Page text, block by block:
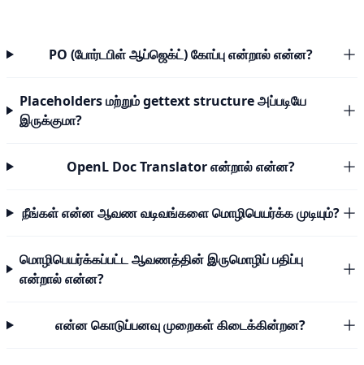
PO (போர்டபிள் ஆப்ஜெக்ட்) கோப்பு என்றால் என்ன?
Placeholders மற்றும் gettext structure அப்படியே
இருக்குமா?
OpenL Doc Translator என்றால் என்ன?
நீங்கள் என்ன ஆவண வடிவங்களை மொழிபெயர்க்க முடியும்?
மொழிபெயர்க்கப்பட்ட ஆவணத்தின் இருமொழிப் பதிப்பு
என்றால் என்ன?
என்ன கொடுப்பனவு முறைகள் கிடைக்கின்றன?